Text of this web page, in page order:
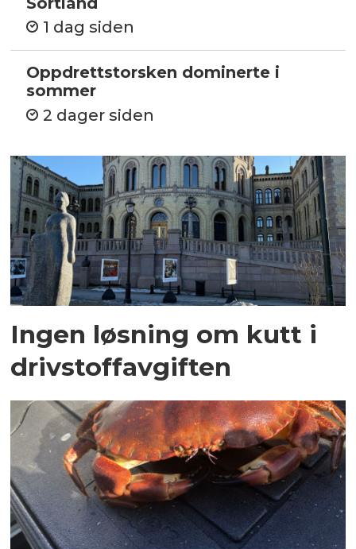
1 dag siden
Oppdrettstorsken dominerte i
sommer
2 dager siden
Ingen løsning om kutt i
drivstoffavgiften